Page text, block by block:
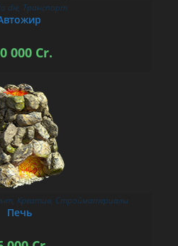
die, Транспорт
000 Cr.
, Креатив, Стройматериалы
Печь